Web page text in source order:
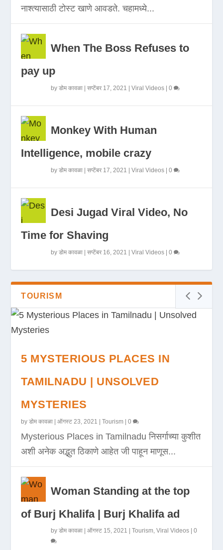
नाश्त्यासाठी टोस्ट खाणे आवडते. चहामध्ये...
When The Boss Refuses to
pay up
byडोम कावळा |सप्टेंबर 17, 2021 |Viral Videos |0
Monkey With Human
Intelligence, mobile crazy
byडोम कावळा |सप्टेंबर 17, 2021 |Viral Videos |0
Desi Jugad Viral Video, No
Time for Shaving
byडोम कावळा |सप्टेंबर 16, 2021 |Viral Videos |0
TOURISM
5 MYSTERIOUS PLACES IN
TAMILNADU | UNSOLVED
MYSTERIES
byडोम कावळा |ऑगस्ट 23, 2021 |Tourism |0
Mysterious Places in Tamilnadu निसर्गाच्या कुशीत
अशी अनेक अद्भुत ठिकाणे आहेत जी पाहून माणूस...
Woman Standing at the top
of Burj Khalifa | Burj Khalifa ad
byडोम कावळा |ऑगस्ट 15, 2021 |Tourism ,Viral Videos |0